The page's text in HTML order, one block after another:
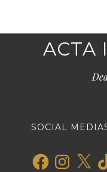
ACTA
SOCIAL
FacebookInstagram
X